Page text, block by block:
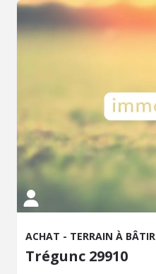
ACHAT - TERRAIN À BÂTIR
Trégunc 29910